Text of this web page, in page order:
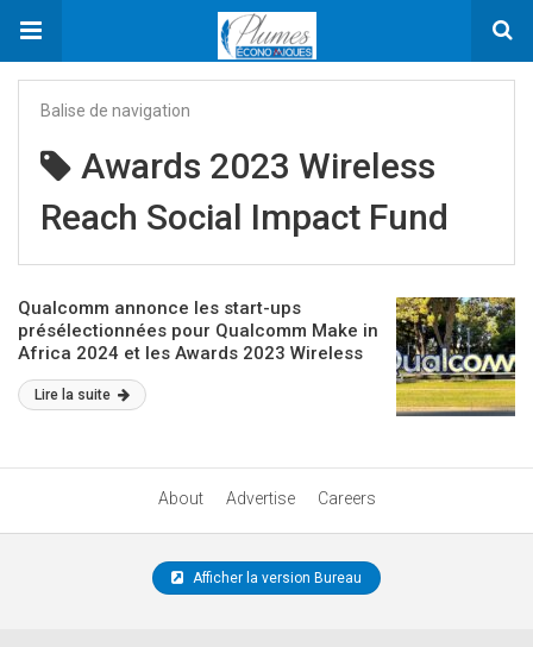
Balise de navigation
Awards 2023 Wireless
Reach Social Impact Fund
Qualcomm annonce les start-ups
présélectionnées pour Qualcomm Make in
Africa 2024 et les Awards 2023 Wireless
Reach Social Impact Fund
Lire la suite
About Advertise Careers
Afficher la version Bureau